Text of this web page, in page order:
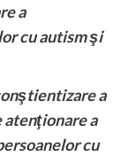
a
cu autism şi
a
atenţionare a
cu